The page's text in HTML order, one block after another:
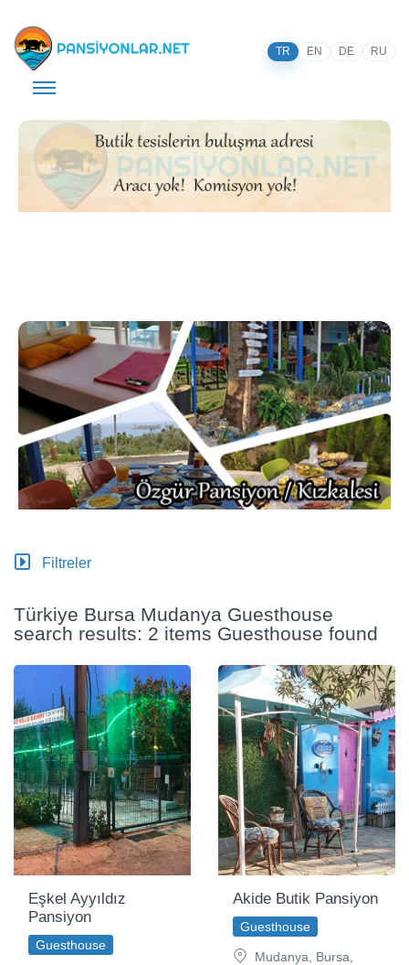
TR EN DE RU
Filtreler
Türkiye Bursa Mudanya Guesthouse
search results: 2 items Guesthouse found
Eşkel Ayyıldız
Pansiyon
Guesthouse
Akide Butik Pansiyon
Guesthouse
Mudanya, Bursa,